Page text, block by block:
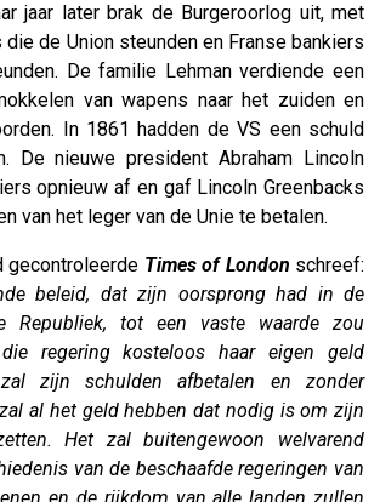
jaar later brak de Burgeroorlog uit, met
de Union steunden en Franse bankiers
De familie Lehman verdiende een
van wapens naar het zuiden en
In 1861 hadden de VS een schuld
De nieuwe president Abraham Lincoln
opnieuw af en gaf Lincoln Greenbacks
van het leger van de Unie te betalen.
gecontroleerde Times of London schreef:
beleid, dat zijn oorsprong had in de
Republiek, tot een vaste waarde zou
regering kosteloos haar eigen geld
zijn schulden afbetalen en zonder
al het geld hebben dat nodig is om zijn
Het zal buitengewoon welvarend
van de beschaafde regeringen van